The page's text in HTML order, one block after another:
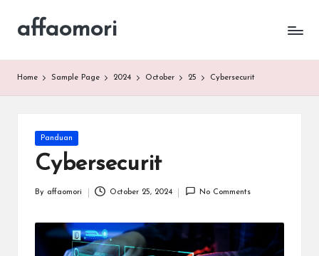
affaomori
Home Sample Page 2024 October 25 Cybersecurit
Posted
Panduan
Cybersecurit
By affaomori October 25, 2024 No Comments